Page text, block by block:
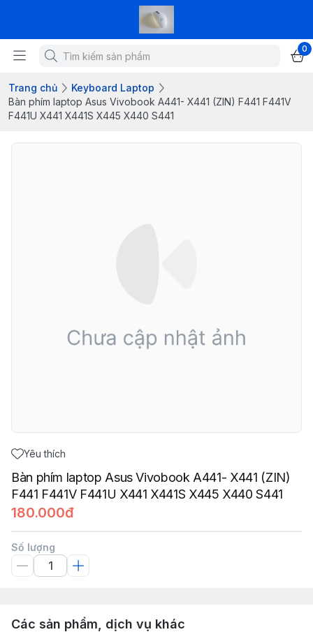
0
Trang chủ
Keyboard Laptop
Bàn phím laptop Asus Vivobook A441- X441 (ZIN) F441 F441V
F441U X441 X441S X445 X440 S441
Yêu thích
Bàn phím laptop Asus Vivobook A441- X441 (ZIN)
F441 F441V F441U X441 X441S X445 X440 S441
180.000đ
Số lượng
Các sản phẩm, dịch vụ khác